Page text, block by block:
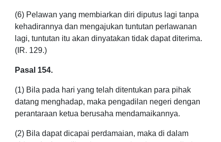
(6) Pelawan yang membiarkan diri diputus lagi tanpa
kehadirannya dan mengajukan tuntutan perlawanan
lagi, tuntutan itu akan dinyatakan tidak dapat diterima.
(IR. 129.)
Pasal 154.
(1) Bila pada hari yang telah ditentukan para pihak
datang menghadap, maka pengadilan negeri dengan
perantaraan ketua berusaha mendamaikannya.
(2) Bila dapat dicapai perdamaian, maka di dalam